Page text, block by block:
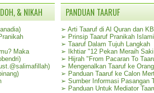
& NIKAH
Maka
PANDUAN TAARUF
➢ Arti Taaruf di Al Quran dan
➢ Prinsip Taaruf Pranikah Islami
➢ Taaruf Dalam Tujuh Langkah
➢
Ikhtiar "12 Pekan Meraih
➢ Hijrah "From Pacaran To
➢ Mengenalkan Taaruf ke
➢ Panduan Taaruf ke Calon
➢ Sumber Informasi Pasangan
➢ Panduan Untuk Mediator